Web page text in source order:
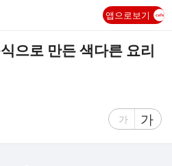
앱으로보기
으로 만든 색다른 요리
글
가
글
자
가